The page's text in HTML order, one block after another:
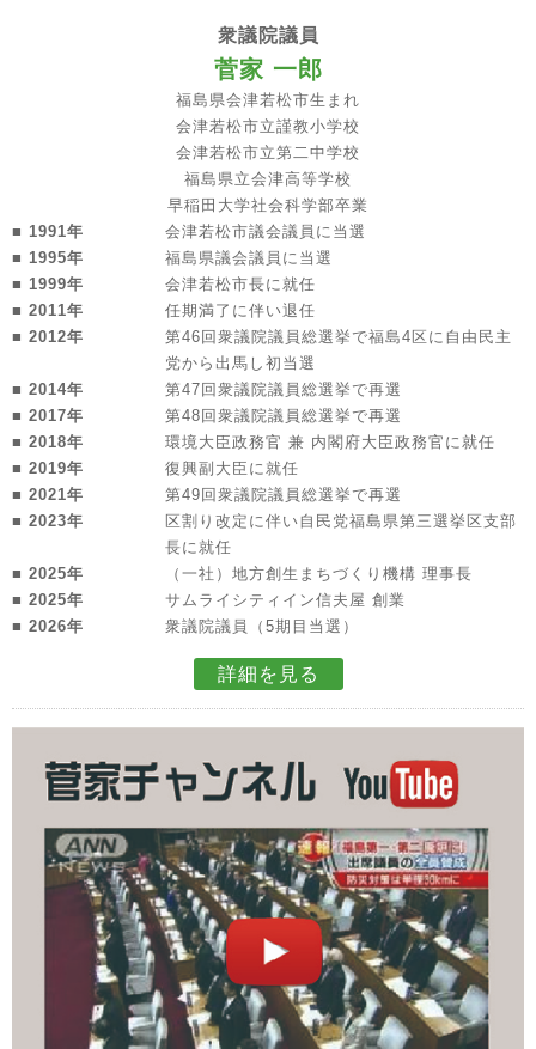
衆議院議員
菅家 一郎
福島県会津若松市生まれ
会津若松市立謹教小学校
会津若松市立第二中学校
福島県立会津高等学校
早稲田大学社会科学部卒業
■ 1991年
会津若松市議会議員に当選
■ 1995年
福島県議会議員に当選
■ 1999年
会津若松市長に就任
■ 2011年
任期満了に伴い退任
■ 2012年
第46回衆議院議員総選挙で福島4区に自由民主
党から出馬し初当選
■ 2014年
第47回衆議院議員総選挙で再選
■ 2017年
第48回衆議院議員総選挙で再選
■ 2018年
環境大臣政務官 兼 内閣府大臣政務官に就任
■ 2019年
復興副大臣に就任
■ 2021年
第49回衆議院議員総選挙で再選
■ 2023年
区割り改定に伴い自民党福島県第三選挙区支部
長に就任
■ 2025年
（一社）地方創生まちづくり機構 理事長
■ 2025年
サムライシティイン信夫屋 創業
■ 2026年
衆議院議員（5期目当選）
詳細を見る